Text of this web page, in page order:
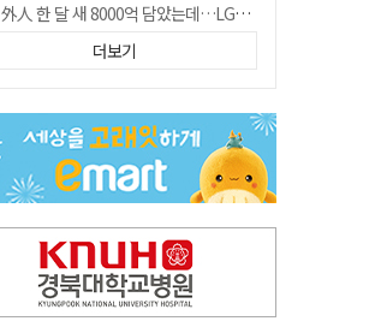
外人 한 달 새 8000억 담았는데…LG이노텍 목표주가는 왜 엇갈릴까
임시휴업 들어갔던 홈플러스 영주점, 7일 영업 재개…지하 1층만 운영
SK하이닉스, 주당 375원 분기 배당 공시…"3분기 중 주주환원 방안 확정"
이의준 전 경북도 새마을봉사과장, 제28대 울릉군 부군수 취임
"상법개정해도 주주가 '봉'"…하이닉스 솔리다임 상장설에 술렁[개미와글와글]
더보기